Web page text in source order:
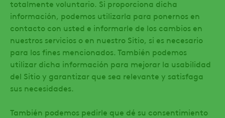
totalmente voluntario. Si proporciona dicha
información, podemos utilizarla para ponernos en
contacto con usted e informarle de los cambios en
nuestros servicios o en nuestro Sitio, si es necesario
para los fines mencionados. También podemos
utilizar dicha información para mejorar la usabilidad
del Sitio y garantizar que sea relevante y satisfaga
sus necesidades.
También podemos pedirle que dé su consentimiento